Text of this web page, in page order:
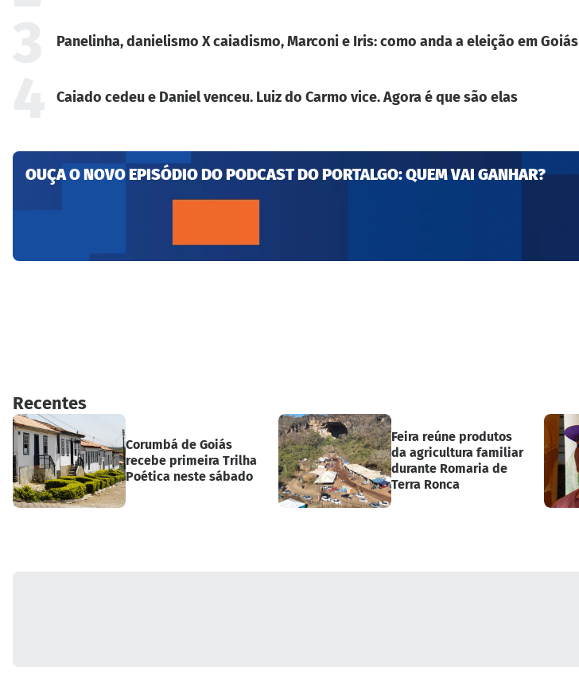
Panelinha, danielismo X caiadismo, Marconi e Iris: como anda a eleição em Goiás
Caiado cedeu e Daniel venceu. Luiz do Carmo vice. Agora é que são elas
OUÇA O NOVO EPISÓDIO DO PODCAST DO PORTALGO: QUEM VAI GANHAR?
Recentes
Corumbá de Goiás
recebe primeira Trilha
Poética neste sábado
Feira reúne produtos
da agricultura familiar
durante Romaria de
Terra Ronca